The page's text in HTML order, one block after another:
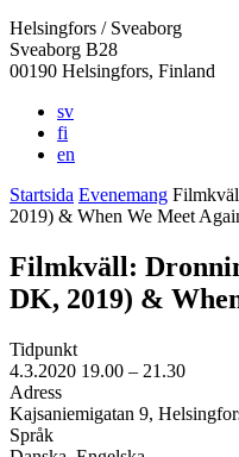
flik
flik
flik
flik
flik
Helsingfors / Sveaborg
Sveaborg B28
00190 Helsingfors, Finland
sv
fi
en
Startsida Evenemang
2019) & When We Meet
Filmkväll:
DK, 2019) &
Tidpunkt
4.3.2020 19.00 – 21.30
Adress
Kajsaniemigatan 9,
Språk